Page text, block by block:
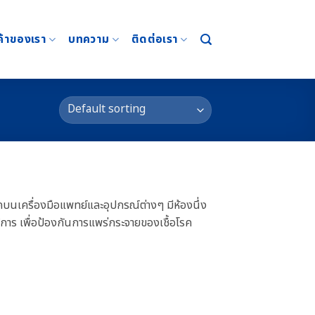
ของเรา บทความ ติดต่อเรา
คบนเครื่องมือแพทย์และอุปกรณ์ต่างๆ มีห้องนึ่ง
เพื่อป้องกันการแพร่กระจายของเชื้อโรค